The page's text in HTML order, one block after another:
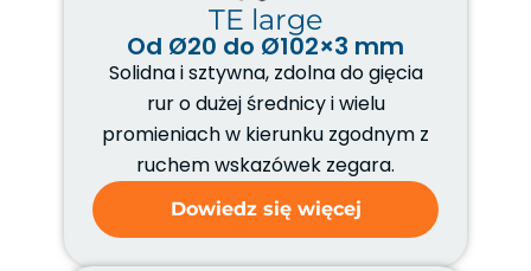
TE large
Od Ø20 do Ø102×3 mm
Solidna i sztywna, zdolna do gięcia
rur o dużej średnicy i wielu
promieniach w kierunku zgodnym z
ruchem wskazówek zegara.
Dowiedz się więcej